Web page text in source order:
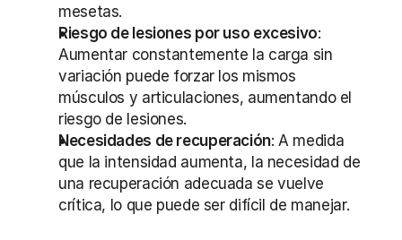
mesetas.
Riesgo de lesiones por uso excesivo:
Aumentar constantemente la carga sin
variación puede forzar los mismos
músculos y articulaciones, aumentando el
riesgo de lesiones.
Necesidades de recuperación: A medida
que la intensidad aumenta, la necesidad de
una recuperación adecuada se vuelve
crítica, lo que puede ser difícil de manejar.